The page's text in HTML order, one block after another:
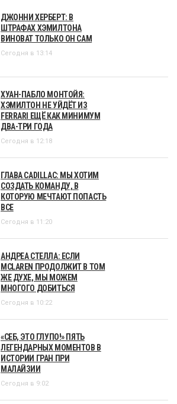
ДЖОННИ ХЕРБЕРТ: В
ШТРАФАХ ХЭМИЛТОНА
ВИНОВАТ ТОЛЬКО ОН САМ
Сегодня в 13:14
ХУАН-ПАБЛО МОНТОЙЯ:
ХЭМИЛТОН НЕ УЙДЁТ ИЗ
FERRARI ЕЩЁ КАК МИНИМУМ
ДВА-ТРИ ГОДА
Сегодня в 12:18
ГЛАВА CADILLAC: МЫ ХОТИМ
СОЗДАТЬ КОМАНДУ, В
КОТОРУЮ МЕЧТАЮТ ПОПАСТЬ
ВСЕ
Сегодня в 11:20
АНДРЕА СТЕЛЛА: ЕСЛИ
MCLAREN ПРОДОЛЖИТ В ТОМ
ЖЕ ДУХЕ, МЫ МОЖЕМ
МНОГОГО ДОБИТЬСЯ
Сегодня в 10:22
«СЕБ, ЭТО ГЛУПО!» ПЯТЬ
ЛЕГЕНДАРНЫХ МОМЕНТОВ В
ИСТОРИИ ГРАН ПРИ
МАЛАЙЗИИ
Сегодня в 9:02